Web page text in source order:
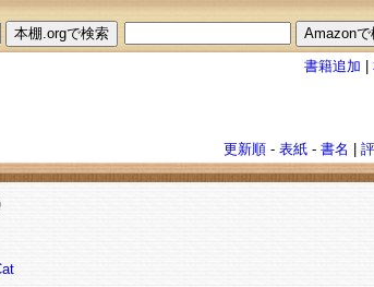
書籍追加 |
更新順 -表紙 -書名 |